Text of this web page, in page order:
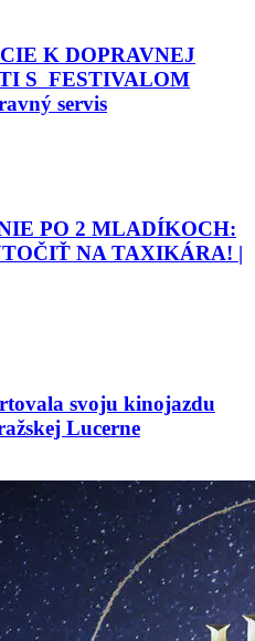
K DOPRAVNEJ
S FESTIVALOM
servis
PO 2 MLADÍKOCH:
NA TAXIKÁRA! |
svoju kinojazdu
Lucerne